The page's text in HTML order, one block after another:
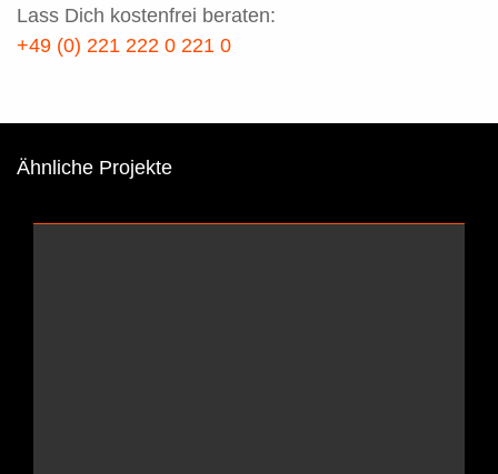
Lass Dich kostenfrei beraten:
+49 (0) 221 222 0 221 0
Ähnliche Projekte